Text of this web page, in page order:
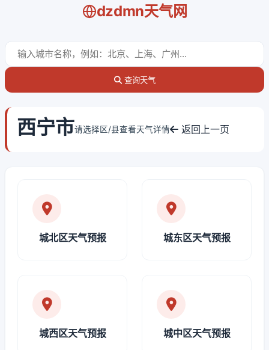
dzdmn天气网
查询天气
西宁市请选择区/县查看天气详情 返回上一页
城北区天气预报 城东区天气预报
城西区天气预报 城中区天气预报